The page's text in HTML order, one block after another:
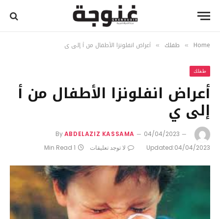
Home
» طفلك » أعراض انفلونزا الأطفال من أ إلى ي
طفلك
أعراض انفلونزا الأطفال من أ
إلى ي
ByABDELAZIZ KASSAMA
04/04/2023
Updated:04/04/2023 لا توجد تعليقات 1 Min Read